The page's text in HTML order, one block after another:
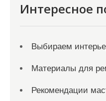
Интересное
Выбираем
Материалы для
Рекомендации